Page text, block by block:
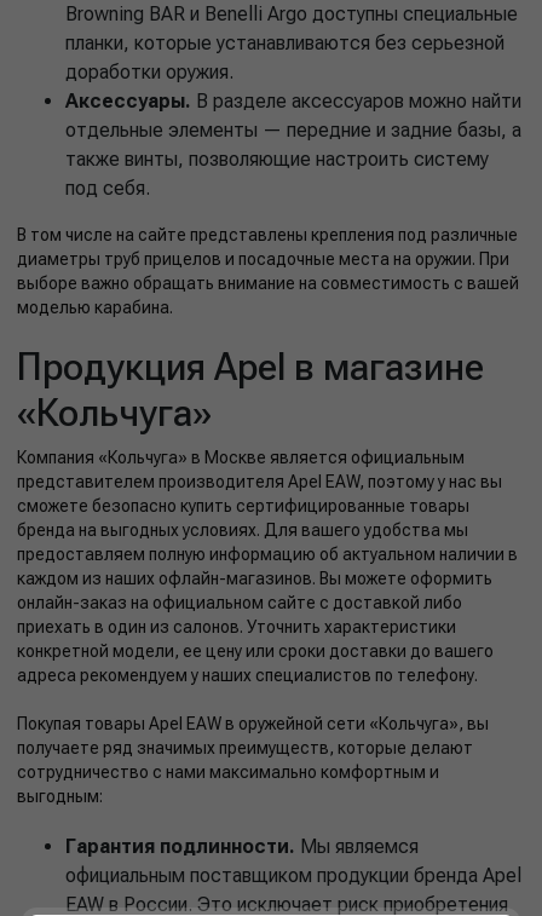
Browning BAR и Benelli Argo доступны специальные
планки, которые устанавливаются без серьезной
доработки оружия.
Аксессуары. В разделе аксессуаров можно найти
отдельные элементы — передние и задние базы, а
также винты, позволяющие настроить систему
под себя.
В том числе на сайте представлены крепления под различные
диаметры труб прицелов и посадочные места на оружии. При
выборе важно обращать внимание на совместимость с вашей
моделью карабина.
Продукция Apel в магазине
«Кольчуга»
Компания «Кольчуга» в Москве является официальным
представителем производителя Apel EAW, поэтому у нас вы
сможете безопасно купить сертифицированные товары
бренда на выгодных условиях. Для вашего удобства мы
предоставляем полную информацию об актуальном наличии в
каждом из наших офлайн-магазинов. Вы можете оформить
онлайн-заказ на официальном сайте с доставкой либо
приехать в один из салонов. Уточнить характеристики
конкретной модели, ее цену или сроки доставки до вашего
адреса рекомендуем у наших специалистов по телефону.
Покупая товары Apel EAW в оружейной сети «Кольчуга», вы
получаете ряд значимых преимуществ, которые делают
сотрудничество с нами максимально комфортным и
выгодным:
Гарантия подлинности. Мы являемся
официальным поставщиком продукции бренда Apel
EAW в России. Это исключает риск приобретения